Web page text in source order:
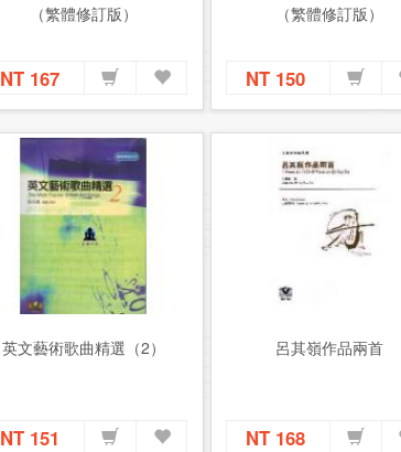
（繁體修訂版）
NT 167
（繁體修訂版）
NT 150
英文藝術歌曲精選（2）
NT 151
呂其嶺作品兩首
NT 168